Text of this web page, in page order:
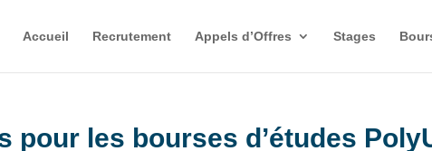
Accueil Recrutement Appels d’Offres Stages
pour les bourses d’études